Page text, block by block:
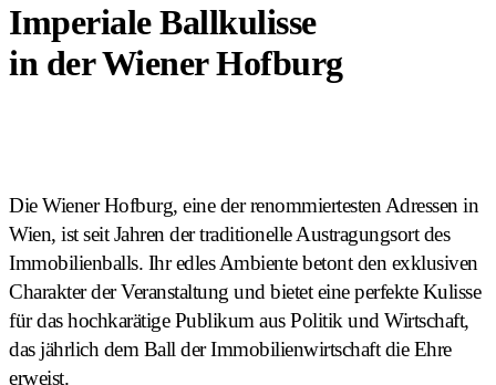
Imperiale Ballkulisse
in der Wiener Hofburg
Die Wiener Hofburg, eine der renommiertesten Adressen in
Wien, ist seit Jahren der traditionelle Austragungsort des
Immobilienballs. Ihr edles Ambiente betont den exklusiven
Charakter der Veranstaltung und bietet eine perfekte Kulisse
für das hochkarätige Publikum aus Politik und Wirtschaft,
das jährlich dem Ball der Immobilienwirtschaft die Ehre
erweist.